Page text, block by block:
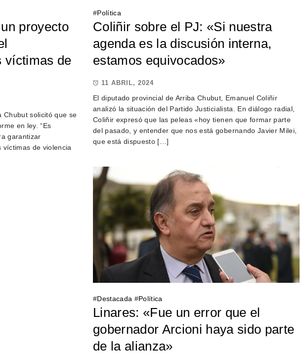
proyecto
víctimas de
Chubut solicitó que se
en ley. “Es
garantizar
víctimas de violencia
#Política
Coliñir sobre el PJ: «Si nuestra
agenda es la discusión interna,
estamos equivocados»
11 ABRIL, 2024
El diputado provincial de Arriba Chubut, Emanuel Coliñir
analizó la situación del Partido Justicialista. En diálogo radial,
Coliñir expresó que las peleas «hoy tienen que formar parte
del pasado, y entender que nos está gobernando Javier Milei,
que está dispuesto […]
#Destacada #Política
Linares: «Fue un error que el
gobernador Arcioni haya sido parte
de la alianza»